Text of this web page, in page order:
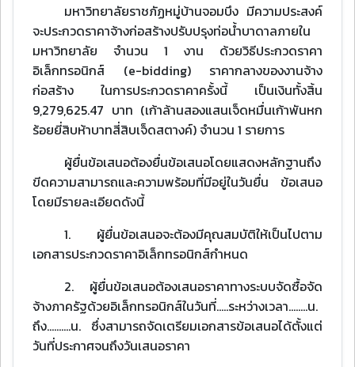
มหาวิทยาลัยราชภัฏหมู่บ้านจอมบึง มีความประสงค์
จะประกวดราคาจ้างก่อสร้างปรับปรุงท่อน้ำบาดาลภายใน
มหาวิทยาลัย จํานวน 1 งาน ด้วยวิธีประกวดราคา
อิเล็กทรอนิกส์ (e-bidding) ราคากลางของงานจ้าง
ก่อสร้าง ในการประกวดราคาครั้งนี้ เป็นเงินทั้งสิ้น
9,279,625.47 บาท (เก้าล้านสองแสนเจ็ดหมื่นเก้าพันหก
ร้อยยี่สิบห้าบาทสี่สิบเจ็ดสตางค์) จํานวน 1 รายการ
ผู้ยื่นข้อเสนอต้องยื่นข้อเสนอโดยแสดงหลักฐานถึง
ขีดความสามารถและความพร้อมที่มีอยู่ในวันยื่น ข้อเสนอ
โดยมีรายละเอียดดังนี้
1. ผู้ยื่นข้อเสนอจะต้องมีคุณสมบัติให้เป็นไปตาม
เอกสารประกวดราคาอิเล็กทรอนิกส์กําหนด
2. ผู้ยื่นข้อเสนอต้องเสนอราคาทางระบบจัดซื้อจัด
จ้างภาครัฐด้วยอิเล็กทรอนิกส์ในวันที่.....ระหว่างเวลา........น.
ถึง..........น. ซึ่งสามารถจัดเตรียมเอกสารข้อเสนอได้ตั้งแต่
วันที่ประกาศจนถึงวันเสนอราคา